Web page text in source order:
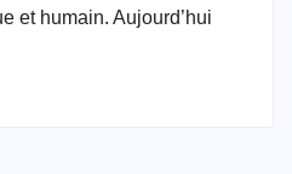
et humain. Aujourd’hui